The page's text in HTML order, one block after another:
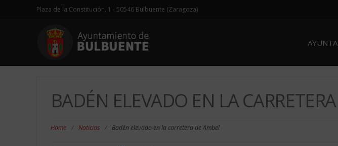
Plaza de la Constitución, 1 - 50546 Bulbuente (Zaragoza)
BADÉN ELEVADO EN LA
Home / Noticias / Badén elevado en la carretera de Ambel